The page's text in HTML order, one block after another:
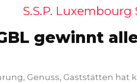
S.S.P. Luxembourg
gewinnt
Genuss, Gaststätten hat